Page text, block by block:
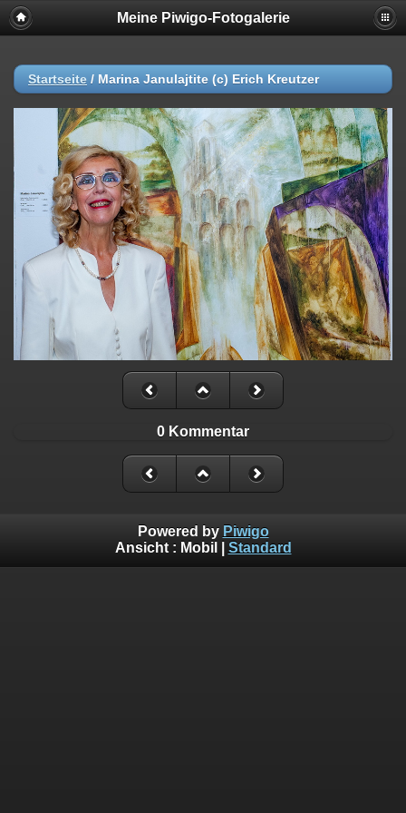
Meine Piwigo-Fotogalerie
Startseite / Marina Janulajtite (c) Erich Kreutzer
0 Kommentar
Powered by Piwigo
Ansicht : Mobil Standard